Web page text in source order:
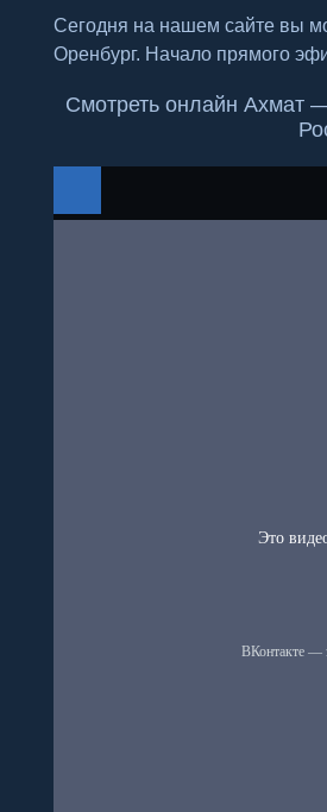
Сегодня на нашем сайте вы
Оренбург. Начало прямого
Смотреть онлайн Ахмат